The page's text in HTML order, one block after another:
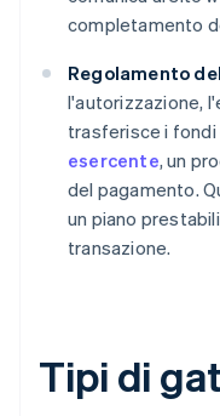
completamento
Regolamento
l'autorizzazione,
trasferisce i
esercente, un
del pagamento.
un piano
transazione.
Tipi di